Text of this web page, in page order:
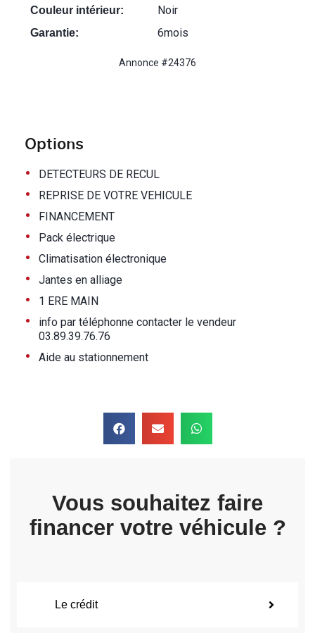
Options
• DETECTEURS DE RECUL
• REPRISE DE VOTRE VEHICULE
• FINANCEMENT
• Pack électrique
• Climatisation électronique
• Jantes en alliage
• 1 ERE MAIN
•
info par téléphonne contacter le vendeur
03.89.39.76.76
• Aide au stationnement
Couleur intérieur: Noir
Garantie: 6mois
Annonce #24376
Vous souhaitez faire
financer votre véhicule ?
Le crédit